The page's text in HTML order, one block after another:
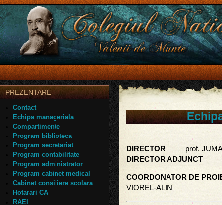
DIRECTOR prof.
DIRECTOR
COORDONATOR DE
VIOREL-ALIN
PREZENTARE
Contact
Echipa manageriala
Compartimente
Program biblioteca
Program secretariat
Program contabilitate
Program administrator
Program cabinet medical
Cabinet consiliere scolara
Hotarari CA
RAEI